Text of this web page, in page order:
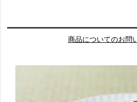
商品についてのお問